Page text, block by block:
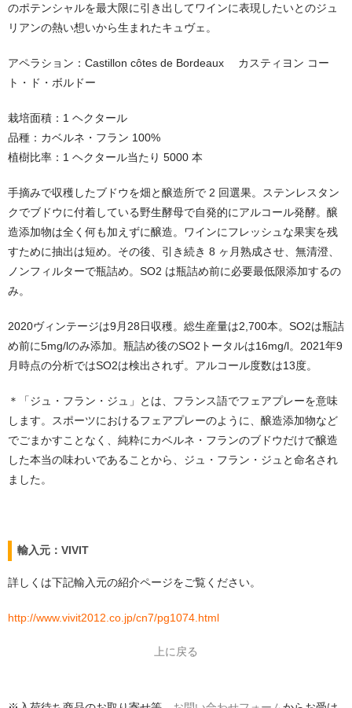
のポテンシャルを最⼤限に引き出してワインに表現したいとのジュ
リアンの熱い想いから生まれたキュヴェ。
アペラション：Castillon côtes de Bordeaux カスティヨン コー
ト・ド・ボルドー
栽培面積：1 ヘクタール
品種：カベルネ・フラン 100%
植樹比率：1 ヘクタール当たり 5000 本
手摘みで収穫したブドウを畑と醸造所で 2 回選果。ステンレスタン
クでブドウに付着している野生酵⺟で自発的にアルコール発酵。醸
造添加物は全く何も加えずに醸造。ワインにフレッシュな果実を残
すために抽出は短め。その後、引き続き 8 ヶ月熟成させ、無清澄、
ノンフィルターで瓶詰め。SO2 は瓶詰め前に必要最低限添加するの
み。
2020ヴィンテージは9月28日収穫。総生産量は2,700本。SO2は瓶詰
め前に5mg/lのみ添加。瓶詰め後のSO2トータルは16mg/l。2021年9
月時点の分析ではSO2は検出されず。アルコール度数は13度。
＊「ジュ・フラン・ジュ」とは、フランス語でフェアプレーを意味
します。スポーツにおけるフェアプレーのように、醸造添加物など
でごまかすことなく、純粋にカベルネ・フランのブドウだけで醸造
した本当の味わいであることから、ジュ・フラン・ジュと命名され
ました。
輸入元：VIVIT
詳しくは下記輸入元の紹介ページをご覧ください。
http://www.vivit2012.co.jp/cn7/pg1074.html
上に戻る